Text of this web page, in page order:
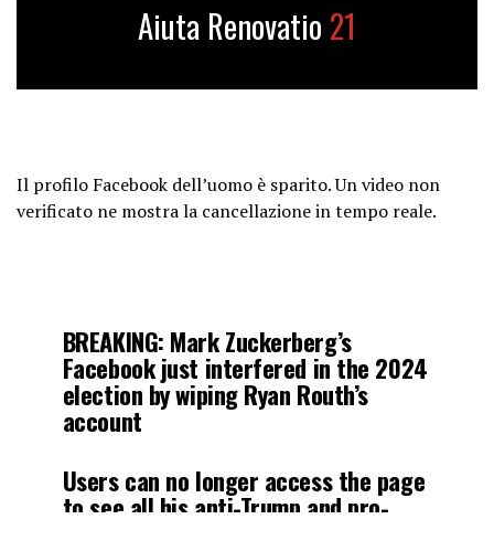
Aiuta Renovatio 21
Il profilo Facebook dell’uomo è sparito. Un video non
verificato ne mostra la cancellazione in tempo reale.
BREAKING: Mark Zuckerberg’s
Facebook just interfered in the 2024
election by wiping Ryan Routh’s
account
Users can no longer access the page
to see all his anti-Trump and pro-